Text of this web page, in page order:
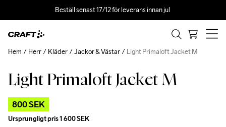
Beställ senast 17/12 för leverans innan jul
Light Primaloft Jacket M
800 SEK
Ursprungligt pris1 600 SEK
Hem Herr Kläder Jackor & Västar Light Primaloft Jacket M
Outlet